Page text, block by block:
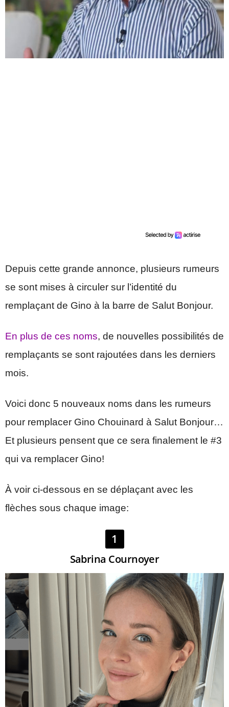
Depuis cette grande annonce, plusieurs rumeurs
se sont mises à circuler sur l’identité du
remplaçant de Gino à la barre de Salut Bonjour.
En plus de ces noms, de nouvelles possibilités de
remplaçants se sont rajoutées dans les derniers
mois.
Voici donc 5 nouveaux noms dans les rumeurs
pour remplacer Gino Chouinard à Salut Bonjour…
Et plusieurs pensent que ce sera finalement le #3
qui va remplacer Gino!
À voir ci-dessous en se déplaçant avec les
flèches sous chaque image:
1
Sabrina Cournoyer